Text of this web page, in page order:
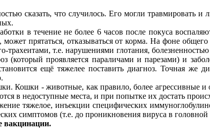
сказать, что случилось. Его могли травмировать и
в течение не более 6 часов после покуса
прятаться, отказываться от корма. На фоне общего
трахеитами, т.е. нарушениями глотания,
проявляется параличами и парезами) и
ещё тяжелее поставить диагноз. Точная же
Кошки - животные, как правило, более агрессивные
в недоступные места, и при попытке их достать
тяжелое, инъекции специфических
симптомов (т.е. до проникновения вируса в головной
вакцинации.